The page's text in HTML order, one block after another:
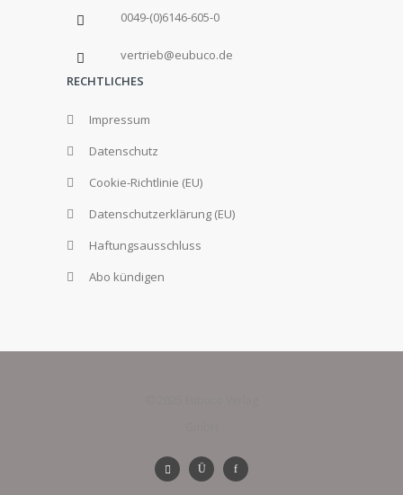
0049-(0)6146-605-0
vertrieb@eubuco.de
RECHTLICHES
Impressum
Datenschutz
Cookie-Richtlinie (EU)
Datenschutzerklärung (EU)
Haftungsausschluss
Abo kündigen